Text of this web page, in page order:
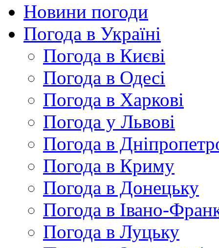
Новини погоди
Погода в Україні
Погода в Києві
Погода в Одесі
Погода в Харкові
Погода у Львові
Погода в
Погода в Криму
Погода в Донецьку
Погода в Івано-
Погода в Луцьку